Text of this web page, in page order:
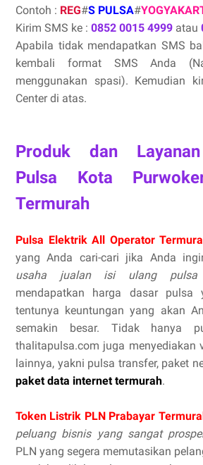
Contoh : REG#S PULSA#
Kirim SMS ke : 0852 0015 4999 atau
Apabila tidak mendapatkan SMS
kembali format SMS Anda
menggunakan spasi). Kemudian
Center di atas.
Produk dan
Pulsa Kota
Termurah
Pulsa Elektrik All Operator
yang Anda cari-cari jika Anda
usaha jualan isi ulang pulsa
mendapatkan harga dasar pulsa
tentunya keuntungan yang akan
semakin besar. Tidak hanya
thalitapulsa.com juga menyediakan
lainnya, yakni pulsa transfer, paket
paket data internet termurah.
Token Listrik PLN Prabayar
peluang bisnis yang sangat
PLN yang segera memutasikan